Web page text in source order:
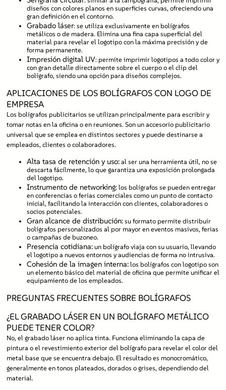
diseños con colores planos en superficies curvas, ofreciendo una
gran definición en el contorno.
Grabado láser: se utiliza exclusivamente en bolígrafos
metálicos o de madera. Elimina una fina capa superficial del
material para revelar el logotipo con la máxima precisión y de
forma permanente.
Impresión digital UV: permite imprimir logotipos a todo color y
con gran detalle directamente sobre el cuerpo o el clip del
bolígrafo, siendo una opción para diseños complejos.
APLICACIONES DE LOS BOLÍGRAFOS CON LOGO DE
EMPRESA
Los bolígrafos publicitarios se utilizan principalmente para escribir y
tomar notas en la oficina o en reuniones. Son un accesorio publicitario
universal que se emplea en distintos sectores y puede destinarse a
empleados, clientes o colaboradores.
Alta tasa de retención y uso:al ser una herramienta útil, no se
descarta fácilmente, lo que garantiza una exposición prolongada
del logotipo.
Instrumento de networking:los bolígrafos se pueden entregar
en conferencias o ferias comerciales como un punto de contacto
inicial, facilitando la interacción con clientes, colaboradores o
socios potenciales.
Gran alcance de distribución:su formato permite distribuir
bolígrafos personalizados al por mayor en eventos masivos, ferias
o campañas de buzoneo.
Presencia cotidiana:un bolígrafo viaja con su usuario, llevando
el logotipo a nuevos entornos y audiencias de forma no intrusiva.
Cohesión de la imagen interna:los bolígrafos con logotipo son
un elemento básico del material de oficina que permite unificar el
equipamiento de los empleados.
PREGUNTAS FRECUENTES SOBRE BOLÍGRAFOS
¿EL GRABADO LÁSER EN UN BOLÍGRAFO METÁLICO
PUEDE TENER COLOR?
No, el grabado láser no aplica tinta. Funciona eliminando la capa de
pintura o el revestimiento exterior del bolígrafo para revelar el color del
metal base que se encuentra debajo. El resultado es monocromático,
generalmente en tonos plateados, dorados o grises, dependiendo del
material.